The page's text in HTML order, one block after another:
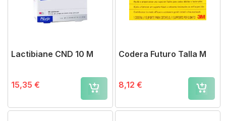
Lactibiane CND 10 M
15,35 €
Codera Futuro Talla M
8,12 €